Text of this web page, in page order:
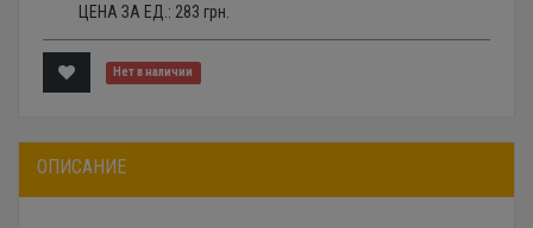
ЦЕНА ЗА ЕД.: 283 грн.
Нет в наличии
ОПИСАНИЕ